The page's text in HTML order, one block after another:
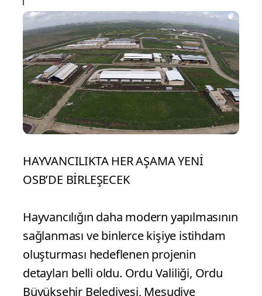
HAYVANCILIKTA HER AŞAMA YENİ
OSB’DE BİRLEŞECEK
Hayvancılığın daha modern yapılmasının
sağlanması ve binlerce kişiye istihdam
oluşturması hedeflenen projenin
detayları belli oldu. Ordu Valiliği, Ordu
Büyükşehir Belediyesi, Mesudiye